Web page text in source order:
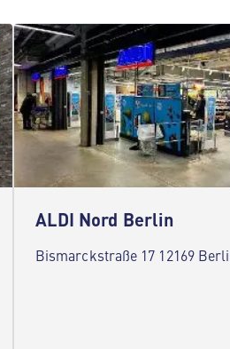
ALDI Nord Berlin
Bismarckstraße 17 12169